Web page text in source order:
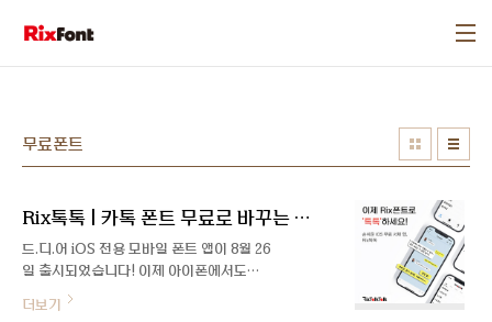
무료폰트
Rix톡톡 | 카톡 폰트 무료로 바꾸는 방법
드.디.어 iOS 전용 모바일 폰트 앱이 8월 26
일 출시되었습니다! 이제 아이폰에서도
RixFont의 다양한 폰트들을 쓸 수 있게 되었
다는 기쁜 소식🎉🎉 그동안 많은 iOS 유저
더보기